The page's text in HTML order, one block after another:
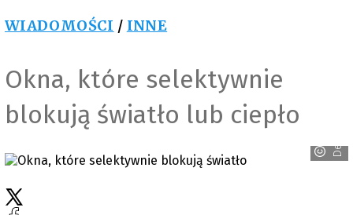
WIADOMOŚCI / INNE
Okna, które selektywnie
blokują światło lub ciepło